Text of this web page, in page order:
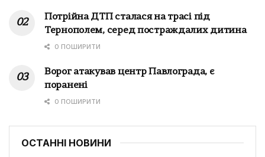
Потрійна ДТП сталася на трасі під
Тернополем, серед постраждалих дитина
0 ПОШИРИТИ
Ворог атакував центр Павлограда, є
поранені
0 ПОШИРИТИ
ОСТАННІ НОВИНИ